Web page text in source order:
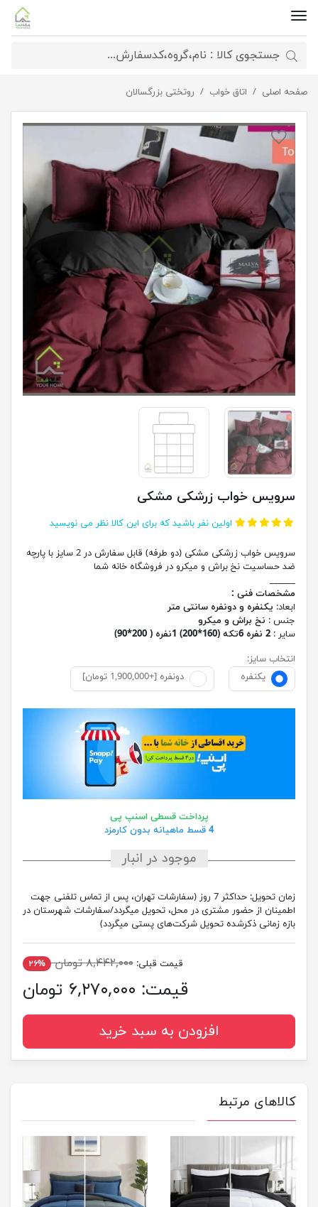
صفحه اصلی اتاق خواب روتختی بزرگسالانسرویس خواب زرشکی مشکی
سرویس خواب زرشکی مشکی
اولین نفر باشید که برای این کالا نظر می نویسید
سرویس خواب زرشکی مشکی (دو طرفه) قابل سفارش در 2 سایز با پارچه
ضد حساسیت نخ براش و میکرو در فروشگاه خانه شما
______
مشخصات فنی :
ابعاد: یکنفره و دونفره سانتی متر
جنس : نخ براش و میکرو
سایر : 2 نفره 6تکه (160*200) 1نفره ( 200*90)
انتخاب سایز:
یکنفره
دونفره [+1,900,000 تومان]
پرداخت قسطی اسنپ پی
4 قسط ماهیانه بدون کارمزد
موجود در انبار
زمان تحویل:
حداکثر 7 روز (سفارشات تهران، پس از تماس تلفنی جهت
اطمینان از حضور مشتری در محل، تحویل میگردد/سفارشات شهرستان در
بازه زمانی ذکرشده تحویل شرکت‌های پستی میگردد)
قیمت قبلی: ۸,۴۴۲,۰۰۰ تومان ۲۶%
قیمت: ۶,۲۷۰,۰۰۰ تومان
افزودن به سبد خرید
کالاهای مرتبط